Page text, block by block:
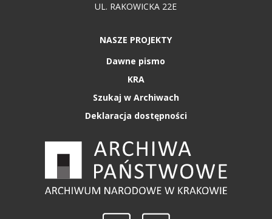
UL. RAKOWICKA 22E
NASZE PROJEKTY
Dawne pismo
KRA
Szukaj w Archiwach
Deklaracja dostępności